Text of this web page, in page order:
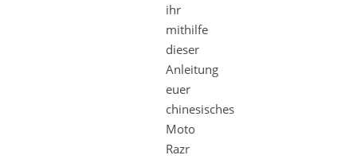
ihr
mithilfe
dieser
Anleitung
euer
chinesisches
Moto
Razr